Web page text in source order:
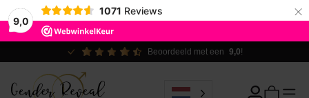
9,0
1071 Reviews ×
Beoordeeld met een 9,0!